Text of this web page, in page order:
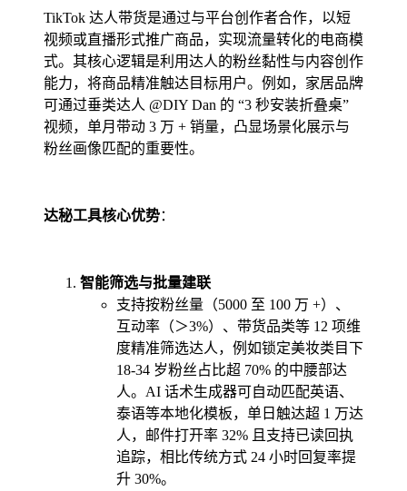
TikTok 达人带货是通过与平台创作者合作，以短
视频或直播形式推广商品，实现流量转化的电商模
式。其核心逻辑是利用达人的粉丝黏性与内容创作
能力，将商品精准触达目标用户。例如，家居品牌
可通过垂类达人 @DIY Dan 的 “3 秒安装折叠桌”
视频，单月带动 3 万 + 销量，凸显场景化展示与
粉丝画像匹配的重要性。
达秘工具核心优势：
智能筛选与批量建联
支持按粉丝量（5000 至 100 万 +）、
互动率（＞3%）、带货品类等 12 项维
度精准筛选达人，例如锁定美妆类目下
18-34 岁粉丝占比超 70% 的中腰部达
人。AI 话术生成器可自动匹配英语、
泰语等本地化模板，单日触达超 1 万达
人，邮件打开率 32% 且支持已读回执
追踪，相比传统方式 24 小时回复率提
升 30%。